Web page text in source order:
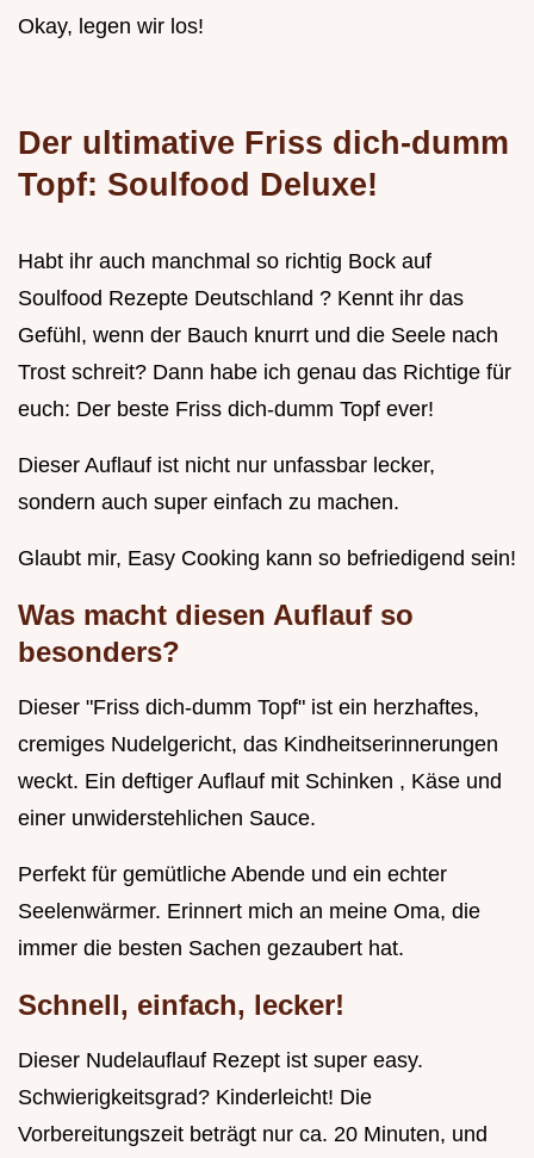
Okay, legen wir los!
Der ultimative Friss dich-dumm
Topf: Soulfood Deluxe!
Habt ihr auch manchmal so richtig Bock auf
Soulfood Rezepte Deutschland ? Kennt ihr das
Gefühl, wenn der Bauch knurrt und die Seele nach
Trost schreit? Dann habe ich genau das Richtige für
euch: Der beste Friss dich-dumm Topf ever!
Dieser Auflauf ist nicht nur unfassbar lecker,
sondern auch super einfach zu machen.
Glaubt mir, Easy Cooking kann so befriedigend sein!
Was macht diesen Auflauf so
besonders?
Dieser "Friss dich-dumm Topf" ist ein herzhaftes,
cremiges Nudelgericht, das Kindheitserinnerungen
weckt. Ein deftiger Auflauf mit Schinken , Käse und
einer unwiderstehlichen Sauce.
Perfekt für gemütliche Abende und ein echter
Seelenwärmer. Erinnert mich an meine Oma, die
immer die besten Sachen gezaubert hat.
Schnell, einfach, lecker!
Dieser Nudelauflauf Rezept ist super easy.
Schwierigkeitsgrad? Kinderleicht! Die
Vorbereitungszeit beträgt nur ca. 20 Minuten, und